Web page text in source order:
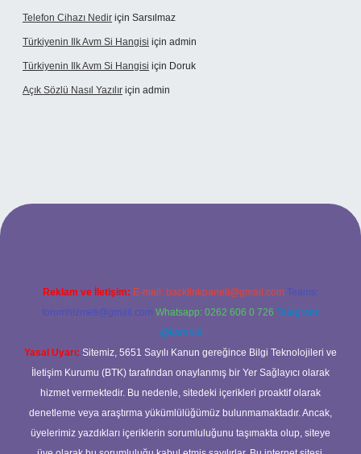
Telefon Cihazı Nedir için Sarsılmaz
Türkiyenin Ilk Avm Si Hangisi için admin
Türkiyenin Ilk Avm Si Hangisi için Doruk
Açık Sözlü Nasıl Yazılır için admin
Reklam ve İletişim: E-mail: backlinkpaneli@gmail.com Teams:
forumhizmeti@gmail.com Whatsapp: 0262 606 0 726 Telegram:
@karabul
Yasal Uyarı: Sitemiz, 5651 Sayılı Kanun gereğince Bilgi Teknolojileri ve
İletişim Kurumu (BTK) tarafından onaylanmış bir Yer Sağlayıcı olarak
hizmet vermektedir. Bu nedenle, sitedeki içerikleri proaktif olarak
denetleme veya araştırma yükümlülüğümüz bulunmamaktadır. Ancak,
üyelerimiz yazdıkları içeriklerin sorumluluğunu taşımakta olup, siteye